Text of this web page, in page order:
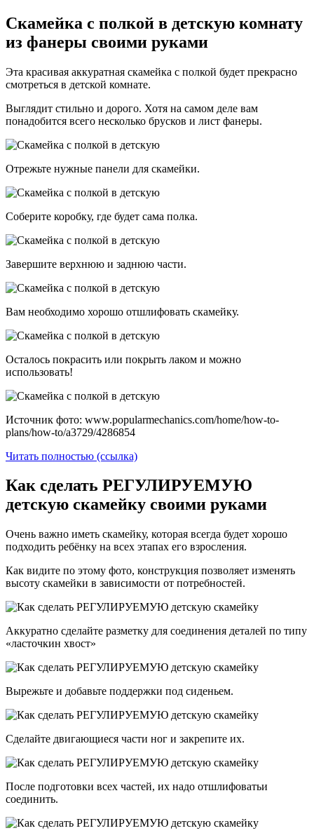
Скамейка с полкой в детскую комнату
из фанеры своими руками
Эта красивая аккуратная скамейка с полкой будет прекрасно
смотреться в детской комнате.
Выглядит стильно и дорого. Хотя на самом деле вам
понадобится всего несколько брусков и лист фанеры.
Отрежьте нужные панели для скамейки.
Соберите коробку, где будет сама полка.
Завершите верхнюю и заднюю части.
Вам необходимо хорошо отшлифовать скамейку.
Осталось покрасить или покрыть лаком и можно
использовать!
Источник фото: www.popularmechanics.com/home/how-to-
plans/how-to/a3729/4286854
Читать полностью (ссылка)
Как сделать РЕГУЛИРУЕМУЮ
детскую скамейку своими руками
Очень важно иметь скамейку, которая всегда будет хорошо
подходить ребёнку на всех этапах его взросления.
Как видите по этому фото, конструкция позволяет изменять
высоту скамейки в зависимости от потребностей.
Аккуратно сделайте разметку для соединения деталей по типу
«ласточкин хвост»
Вырежьте и добавьте поддержки под сиденьем.
Сделайте двигающиеся части ног и закрепите их.
После подготовки всех частей, их надо отшлифоватьи
соединить.